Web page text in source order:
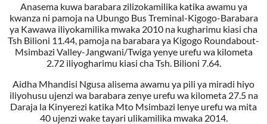
Anasema kuwa barabara zilizokamilika katika awamu ya
kwanza ni pamoja na Ubungo Bus Treminal-Kigogo-Barabara
ya Kawawa iliyokamilika mwaka 2010 na kugharimu kiasi cha
Tsh Bilioni 11.44, pamoja na barabara ya Kigogo Roundabout-
Msimbazi Valley-Jangwani/Twiga yenye urefu wa kilometa
2.72 iliyogharimu kiasi cha Tsh. Bilioni 7.64.
Aidha Mhandisi Ngusa alisema awamu ya pili ya miradi hiyo
iliyohusu ujenzi wa barabara zenye urefu wa kilometa 27.5 na
Daraja la Kinyerezi katika Mto Msimbazi lenye urefu wa mita
40 ujenzi wake tayari ulikamilika mwaka 2014.